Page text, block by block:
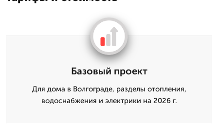
Базовый проект
Для дома в Волгограде, разделы отопления,
водоснабжения и электрики на 2026 г.